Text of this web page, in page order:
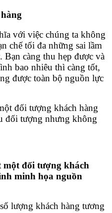
với việc chúng ta không
chế tối đa những sai lầm
càng thu hẹp được và
bao nhiêu thì càng tốt,
được toàn bộ nguồn lực
đối tượng khách hàng
đối tượng nhưng không
một đối tượng khách
minh họa nguồn
lượng khách hàng tương